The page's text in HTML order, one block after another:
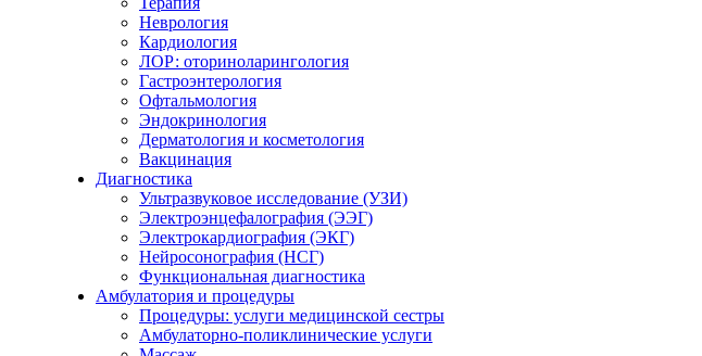
Неврология
Кардиология
ЛОР: оториноларингология
Гастроэнтерология
Офтальмология
Эндокринология
Дерматология и косметология
Вакцинация
Диагностика
Ультразвуковое исследование (УЗИ)
Электроэнцефалография (ЭЭГ)
Электрокардиография (ЭКГ)
Нейросонография (НСГ)
Функциональная диагностика
Амбулатория и процедуры
Процедуры: услуги медицинской сестры
Амбулаторно-поликлинические услуги